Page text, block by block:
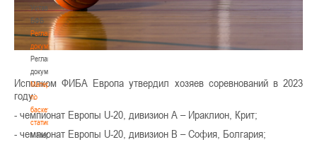
Устав
БФБ
Регламентирующие
документы
Регламентирующие
документы
Материалы
по
баскетбольной
статистике
Материалы
Исполком ФИБА Европа утвердил хозяев соревнований в 2023
году:
- чемпионат Европы U-20, дивизион А – Ираклион, Крит;
- чемпионат Европы U-20, дивизион В – София, Болгария;